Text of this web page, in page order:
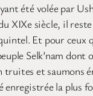
été volée par
XIXe siècle, il
Et pour ceux
Selk’nam dont
et saumons
enregistrée la plus